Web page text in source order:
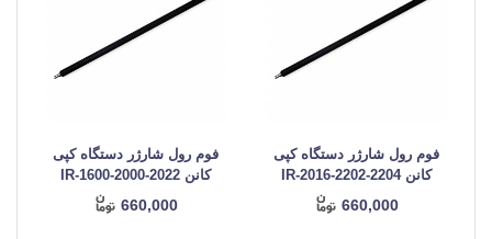
فوم رول شارژر دستگاه کپی
کانن IR-2016-2202-2204
660,000
فوم رول شارژر دستگاه کپی
کانن IR-1600-2000-2022
660,000